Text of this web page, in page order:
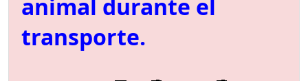
animal durante el
transporte.